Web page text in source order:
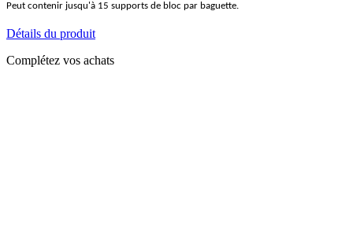
Peut contenir jusqu'à 15 supports de bloc par baguette.
Détails du produit
Complétez vos achats